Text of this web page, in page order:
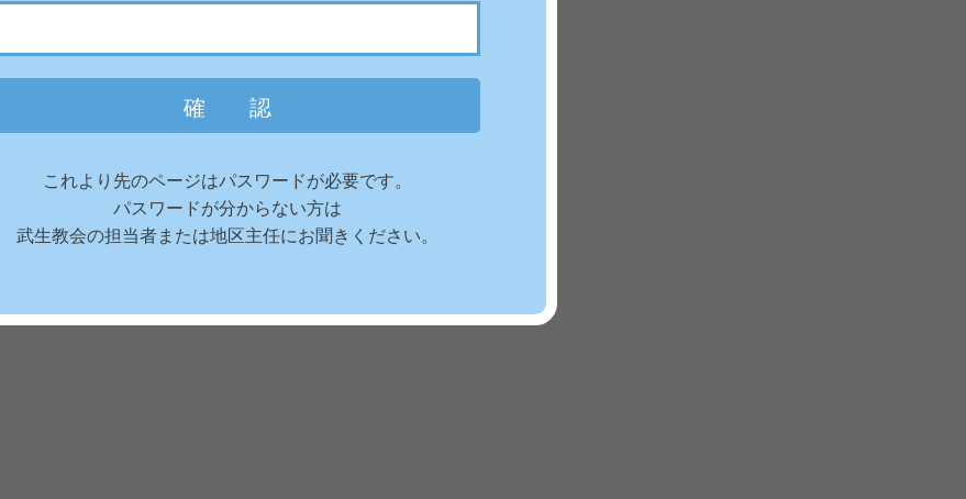
これより先のページはパスワードが必要です。
パスワードが分からない方は
武生教会の担当者または地区主任にお聞きください。